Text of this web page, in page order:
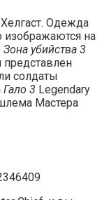
Одежда
изображаются на
Зона убийства 3
солдаты
Гало 3 Legendary
Мастера